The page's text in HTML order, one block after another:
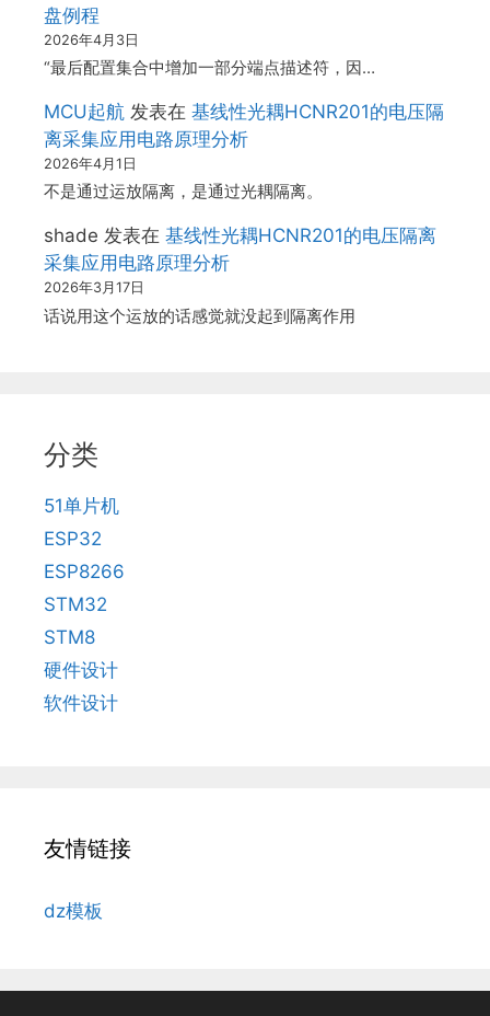
盘例程
2026年4月3日
“最后配置集合中增加一部分端点描述符，因…
MCU起航 发表在 基线性光耦HCNR201的电压隔
离采集应用电路原理分析
2026年4月1日
不是通过运放隔离，是通过光耦隔离。
shade 发表在 基线性光耦HCNR201的电压隔离
采集应用电路原理分析
2026年3月17日
话说用这个运放的话感觉就没起到隔离作用
分类
51单片机
ESP32
ESP8266
STM32
STM8
硬件设计
软件设计
友情链接
dz模板